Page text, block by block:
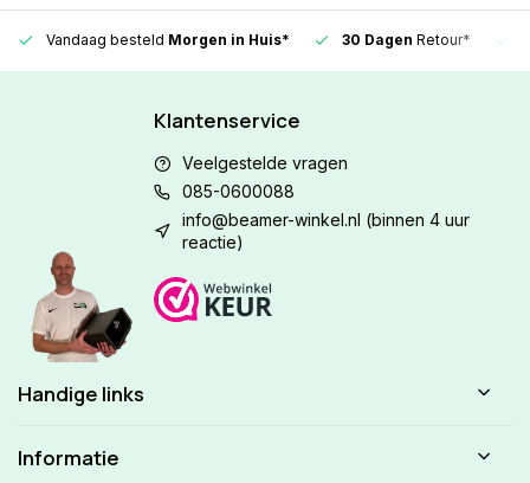
Vandaag besteld Morgen in Huis* 30 Dagen Retour*
Klantenservice
Veelgestelde vragen
085-0600088
info@beamer-winkel.nl (binnen 4 uur
reactie)
Handige links
Informatie